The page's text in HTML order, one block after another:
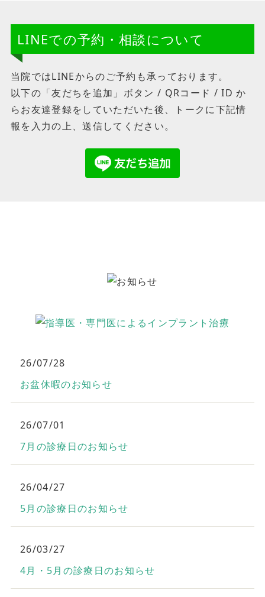
LINEでの予約・相談について
当院ではLINEからのご予約も承っております。
以下の「友だちを追加」ボタン / QRコード / ID か
らお友達登録をしていただいた後、トークに下記情
報を入力の上、送信してください。
26/07/28
お盆休暇のお知らせ
26/07/01
7月の診療日のお知らせ
26/04/27
5月の診療日のお知らせ
26/03/27
4月・5月の診療日のお知らせ